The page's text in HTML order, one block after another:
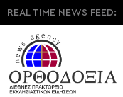
REAL TIME NEWS FEED: